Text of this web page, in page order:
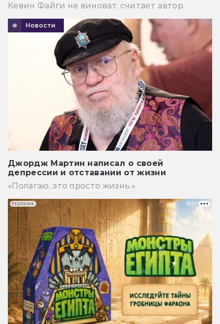
Кевин Файги не виноват, считает автор.
Новости
Джордж Мартин написал о своей
депрессии и отставании от жизни
«Полагаю, это просто жизнь.»
РЕКЛАМА